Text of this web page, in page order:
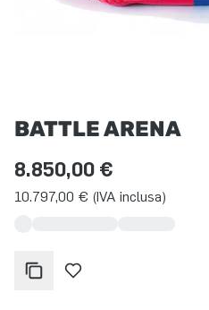
BATTLE ARENA
8.850,00 €
10.797,00 € (IVA inclusa)